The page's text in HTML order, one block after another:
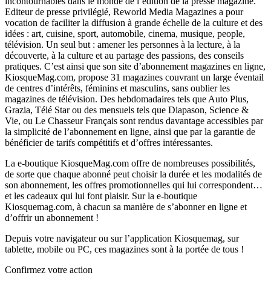
Editeur de presse privilégié, Reworld Media Magazines a pour
vocation de faciliter la diffusion à grande échelle de la culture et des
idées : art, cuisine, sport, automobile, cinema, musique, people,
télévision. Un seul but : amener les personnes à la lecture, à la
découverte, à la culture et au partage des passions, des conseils
pratiques. C’est ainsi que son site d’abonnement magazines en ligne,
KiosqueMag.com, propose 31 magazines couvrant un large éventail
de centres d’intérêts, féminins et masculins, sans oublier les
magazines de télévision. Des hebdomadaires tels que Auto Plus,
Grazia, Télé Star ou des mensuels tels que Diapason, Science &
Vie, ou Le Chasseur Français sont rendus davantage accessibles par
la simplicité de l’abonnement en ligne, ainsi que par la garantie de
bénéficier de tarifs compétitifs et d’offres intéressantes.
La e-boutique KiosqueMag.com offre de nombreuses possibilités,
de sorte que chaque abonné peut choisir la durée et les modalités de
son abonnement, les offres promotionnelles qui lui correspondent…
et les cadeaux qui lui font plaisir. Sur la e-boutique
Kiosquemag.com, à chacun sa manière de s’abonner en ligne et
d’offrir un abonnement !
Depuis votre navigateur ou sur l’application Kiosquemag, sur
tablette, mobile ou PC, ces magazines sont à la portée de tous !
Confirmez votre action